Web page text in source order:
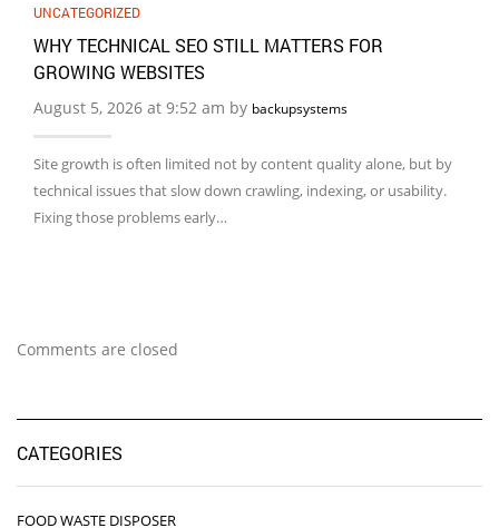
UNCATEGORIZED
WHY TECHNICAL SEO STILL MATTERS FOR
GROWING WEBSITES
August 5, 2026 at 9:52 am by backupsystems
Site growth is often limited not by content quality alone, but by
technical issues that slow down crawling, indexing, or usability.
Fixing those problems early…
Comments are closed
CATEGORIES
FOOD WASTE DISPOSER